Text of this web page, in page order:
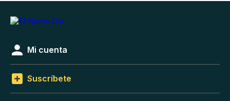
Mi cuenta
Suscríbete